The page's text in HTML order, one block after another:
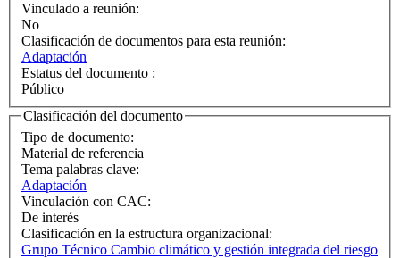
Vinculado a reunión:
No
Clasificación de documentos para esta reunión:
Adaptación
Estatus del documento :
Público
Clasificación del documento
Tipo de documento:
Material de referencia
Tema palabras clave:
Adaptación
Vinculación con CAC:
De interés
Clasificación en la estructura organizacional:
Grupo Técnico Cambio climático y gestión integrada del riesgo